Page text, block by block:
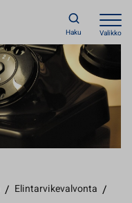
Haku Valikko
/ Elintarvikevalvonta /